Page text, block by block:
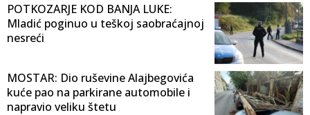
POTKOZARJE KOD BANJA LUKE:
Mladić poginuo u teškoj saobraćajnoj
nesreći
MOSTAR: Dio ruševine Alajbegovića
kuće pao na parkirane automobile i
napravio veliku štetu